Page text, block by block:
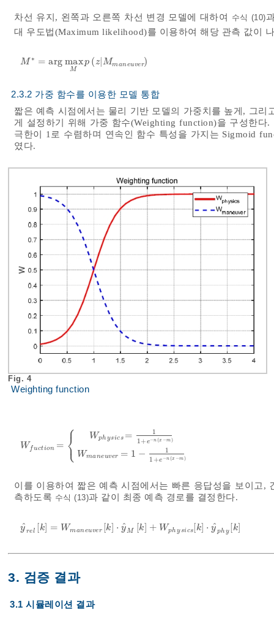
차선 유지, 왼쪽과 오른쪽 차선 변경 모델에 대하여 수식 (10)
대 우도법(Maximum likelihood)를 이용하여 해당 관측 값이
M ∗ = arg max
M
p (z| Mmaneuver)
M* =argmaxMp zMmaneu
2.3.2 가중 함수를 이용한 모델 통합
짧은 예측 시점에서는 물리 기반 모델의 가중치를 높게, 그
게 설정하기 위해 가중 함수(Weighting function)을 구성한
극한이 1로 수렴하며 연속인 함수 특성을 가지는 Sigmoid
였다.
Fig. 4
Weighting function
W fuction = ⎧
⎩
⎨ Wph ysics =
1
1+ e−n (x −m)
Wmaneuver = 1 −
1
1 +e −n(x −m)
Wfuctio n= W e-nx m W
이를 이용하여 짧은 예측 시점에서는 빠른 응답성을 보이고,
측하도록 수식 (13)과 같이 최종 예측 경로를 결정한다.
y
ˆ rel k = Wmaneuver [k ⋅ y
ˆM [k + Wph ysics k ⋅ y
ˆ ph y k
y^ relk=Wman e uve k⋅ y^ Mk+Wphy s csk⋅ y^
3. 검증 결과
3.1 시뮬레이션 결과